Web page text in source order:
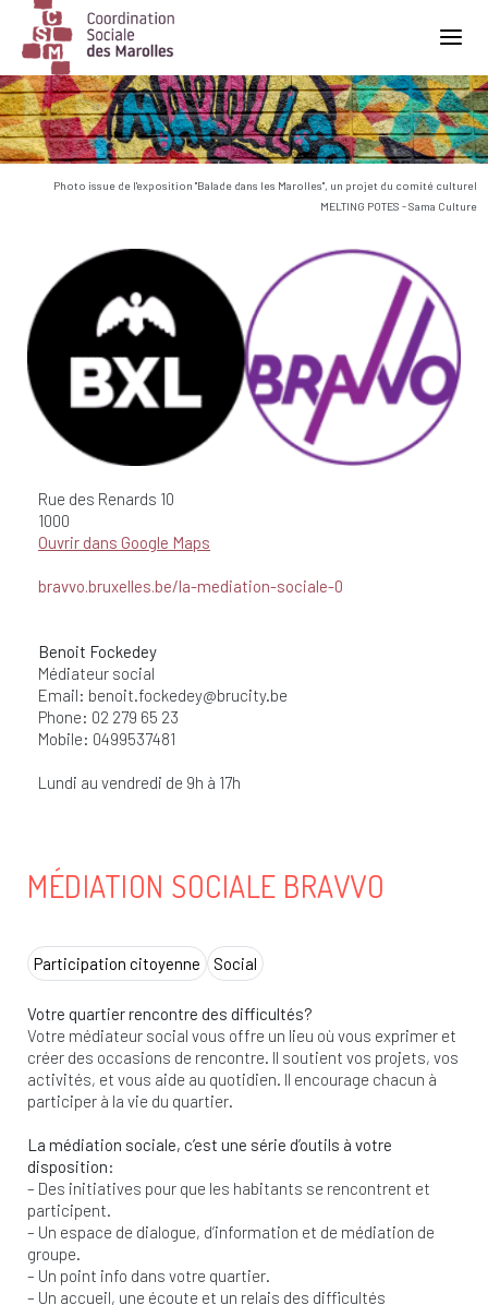
Main Navigation
Photo issue de l'exposition "Balade dans les Marolles", un projet du comité culturel
MELTING POTES - Sama Culture
Rue des Renards 10
1000
Ouvrir dans Google Maps
bravvo.bruxelles.be/la-mediation-sociale-0
Benoit Fockedey
Médiateur social
Email: benoit.fockedey@brucity.be
Phone: 02 279 65 23
Mobile: 0499537481
Lundi au vendredi de 9h à 17h
MÉDIATION SOCIALE BRAVVO
Participation citoyenne Social
Votre quartier rencontre des difficultés?
Votre médiateur social vous offre un lieu où vous exprimer et
créer des occasions de rencontre. Il soutient vos projets, vos
activités, et vous aide au quotidien. Il encourage chacun à
participer à la vie du quartier.
La médiation sociale, c’est une série d’outils à votre
disposition:
– Des initiatives pour que les habitants se rencontrent et
participent.
– Un espace de dialogue, d’information et de médiation de
groupe.
– Un point info dans votre quartier.
– Un accueil, une écoute et un relais des difficultés